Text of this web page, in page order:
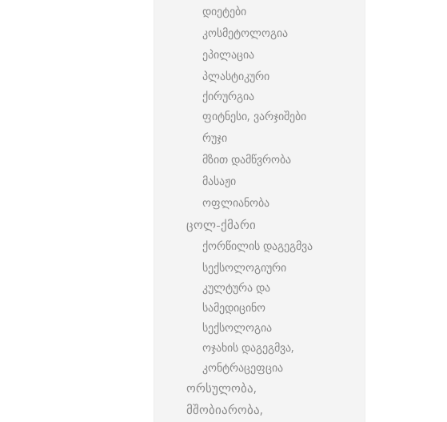
დიეტები
კოსმეტოლოგია
ეპილაცია
პლასტიკური
ქირურგია
ფიტნესი, ვარჯიშები
რუჯი
მზით დამწვრობა
მასაჟი
ოფლიანობა
ცოლ-ქმარი
ქორწილის დაგეგმვა
სექსოლოგიური
კულტურა და
სამედიცინო
სექსოლოგია
ოჯახის დაგეგმვა,
კონტრაცეფცია
ორსულობა,
მშობიარობა,